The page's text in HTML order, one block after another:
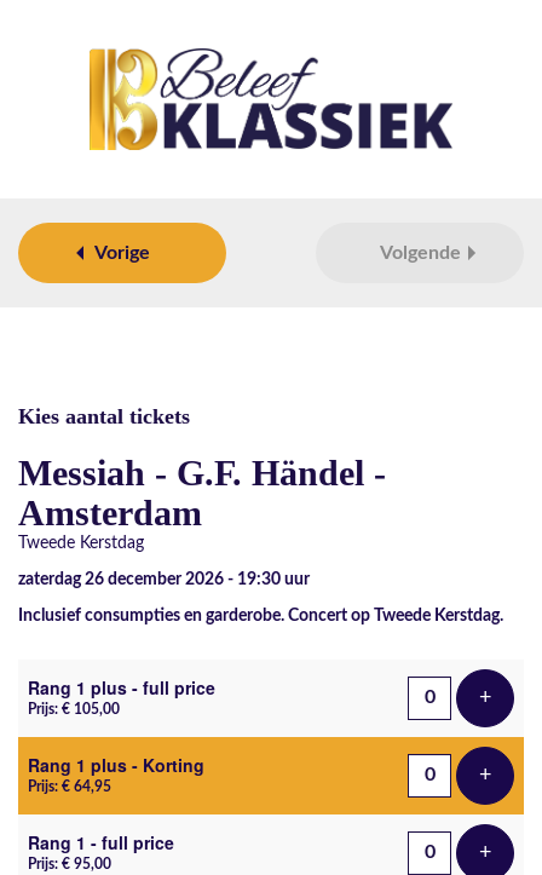
Vorige Volgende
Kies aantal tickets
Messiah - G.F. Händel -
Amsterdam
Tweede Kerstdag
zaterdag 26 december 2026 - 19:30 uur
Inclusief consumpties en garderobe. Concert op Tweede Kerstdag.
Rang 1 plus - full price
Prijs: € 105,00 +Voeg
Rang 1 plus - Korting
Prijs: € 64,95 +Voeg
Rang 1 - full price
Prijs: € 95,00 +Voeg